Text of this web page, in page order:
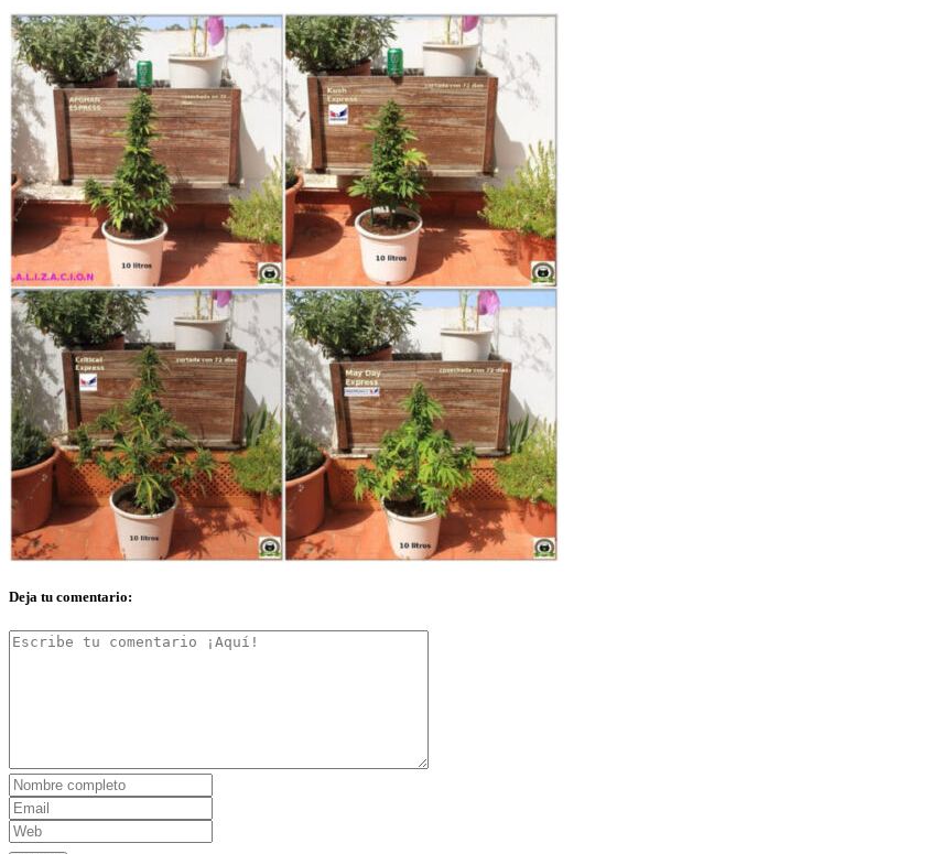
Deja tu comentario: